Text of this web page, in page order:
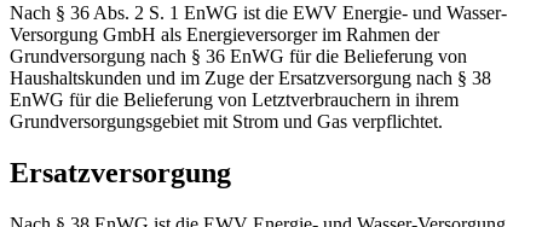
Nach § 36 Abs. 2 S. 1 EnWG ist die EWV Energie- und Wasser-
Versorgung GmbH als Energieversorger im Rahmen der
Grundversorgung nach § 36 EnWG für die Belieferung von
Haushaltskunden und im Zuge der Ersatzversorgung nach § 38
EnWG für die Belieferung von Letztverbrauchern in ihrem
Grundversorgungsgebiet mit Strom und Gas verpflichtet.
Ersatzversorgung